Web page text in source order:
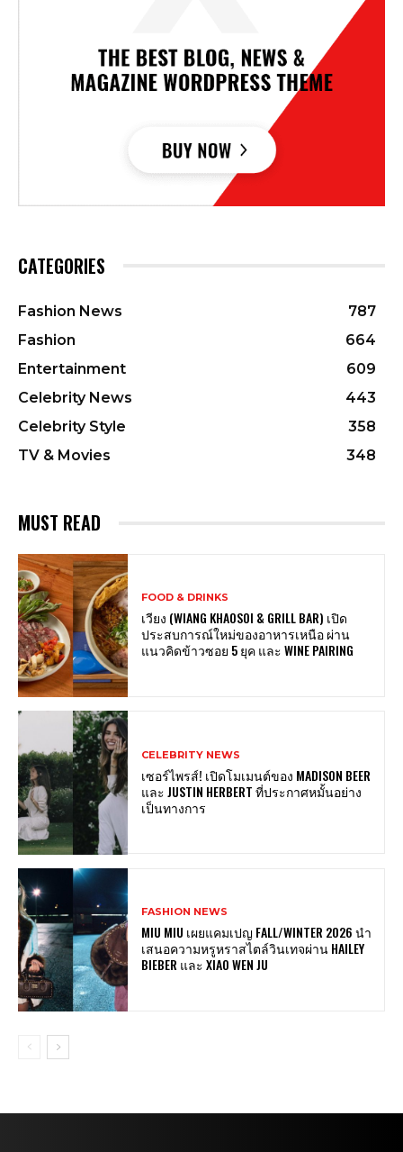
CATEGORIES
Fashion News
787
Fashion
664
Entertainment
609
Celebrity News
443
Celebrity Style
358
TV & Movies
348
MUST READ
FOOD & DRINKS
เวียง (WIANG KHAOSOI & GRILL BAR) เปิด
ประสบการณ์ใหม่ของอาหารเหนือ ผ่าน
แนวคิดข้าวซอย 5 ยุค และ WINE PAIRING
CELEBRITY NEWS
เซอร์ไพรส์! เปิดโมเมนต์ของ MADISON BEER
และ JUSTIN HERBERT ที่ประกาศหมั้นอย่าง
เป็นทางการ
FASHION NEWS
MIU MIU เผยแคมเปญ FALL/WINTER 2026 นำ
เสนอความหรูหราสไตล์วินเทจผ่าน HAILEY
BIEBER และ XIAO WEN JU